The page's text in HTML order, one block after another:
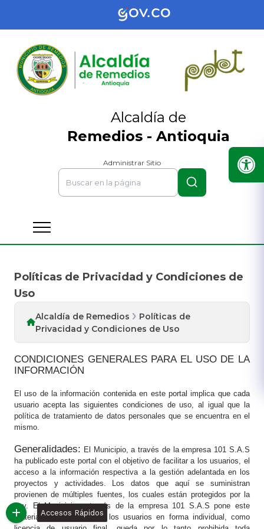
Alcaldía de
Remedios - Antioquia
Administrar Sitio
Políticas de Privacidad y Condiciones de
Uso
Alcaldía de Remedios
Políticas de
Privacidad y Condiciones de Uso
CONDICIONES GENERALES PARA EL USO DE LA
INFORMACIÓN​
El uso de la información contenida en este portal implica que cada
usuario acepta las siguientes condiciones de uso, al igual que la
política de tratamiento de datos personales que se encuentra en el
mismo.
Generalidades: El Municipio, a través de la empresa 101 S.A.S
ha publicado este portal con el objetivo de facilitar a los usuarios, el
acceso a la información respectiva a la gestión adelantada en los
proyectos y actividades. Los datos que aquí se suministran
provienen de múltiples fuentes, los cuales están protegidos por la
Ley. El Municipio a través de la empresa 101 S.A.S pone este
material a disposición de los usuarios en forma individual, como
Accesos Rápidos